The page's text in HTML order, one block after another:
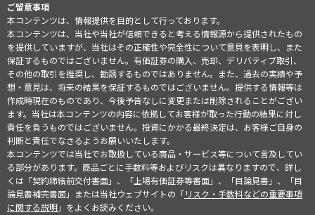
ご留意事項
本コンテンツは、情報提供を目的として行っております。
本コンテンツは、当社や当社が信頼できると考える情報源から提供されたもの
を提供していますが、当社はその正確性や完全性について意見を表明し、また
保証するものではございません。有価証券の購入、売却、デリバティブ取引、
その他の取引を推奨し、勧誘するものではありません。また、過去の実績や予
想・意見は、将来の結果を保証するものではございません。提供する情報等は
作成時現在のものであり、今後予告なしに変更または削除されることがござい
ます。当社は本コンテンツの内容に依拠してお客様が取った行動の結果に対し
責任を負うものではございません。投資にかかる最終決定は、お客様ご自身の
判断と責任でなさるようお願いいたします。
本コンテンツでは当社でお取扱している商品・サービス等について言及してい
る部分があります。商品ごとに手数料等およびリスクは異なりますので、詳し
くは「契約締結前交付書面」、「上場有価証券等書面」、「目論見書」、「目
論見書補完書面」または当社ウェブサイトの「リスク・手数料などの重要事項
に関する説明」をよくお読みください。